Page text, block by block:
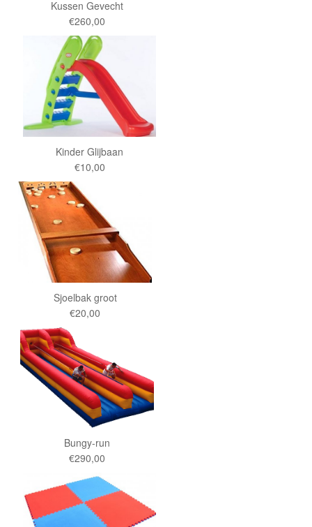
Kussen Gevecht
€260,00
Kinder Glijbaan
€10,00
Sjoelbak groot
€20,00
Bungy-run
€290,00